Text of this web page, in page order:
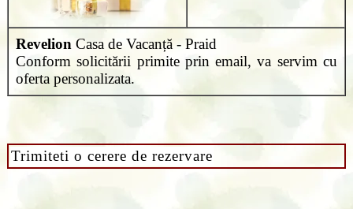
Revelion Casa de Vacanță - Praid
Conform solicitării primite prin email, va servim cu
oferta personalizata.
Trimiteti o cerere de rezervare